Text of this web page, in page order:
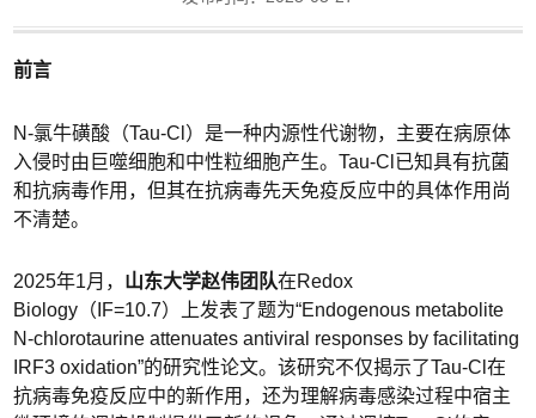
前言
N-氯牛磺酸（Tau-Cl）是一种内源性代谢物，主要在病原体
入侵时由巨噬细胞和中性粒细胞产生。Tau-Cl已知具有抗菌
和抗病毒作用，但其在抗病毒先天免疫反应中的具体作用尚
不清楚。
2025年1月， 山东大学赵伟团队在Redox
Biology（IF=10.7）上发表了题为“Endogenous metabolite
N-chlorotaurine attenuates antiviral responses by facilitating
IRF3 oxidation”的研究性论文。该研究不仅揭示了Tau-Cl在
抗病毒免疫反应中的新作用，还为理解病毒感染过程中宿主